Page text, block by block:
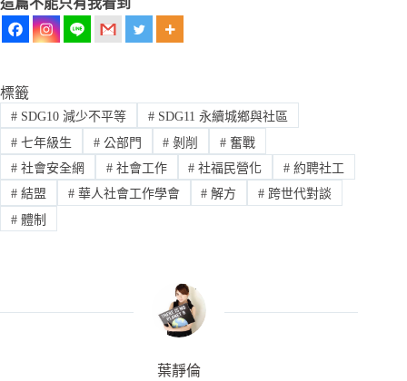
這篇不能只有我看到
標籤
#SDG10 減少不平等 #SDG11 永續城鄉與社區
#七年級生 #公部門 # 剝削 # 奮戰
#社會安全網 #社會工作 # 社福民營化 # 約聘社工
#結盟 #華人社會工作學會 # 解方 # 跨世代對談
#體制
葉靜倫